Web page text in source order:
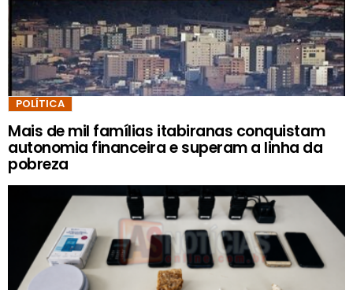
POLÍTICA
Mais de mil famílias itabiranas conquistam
autonomia financeira e superam a linha da
pobreza